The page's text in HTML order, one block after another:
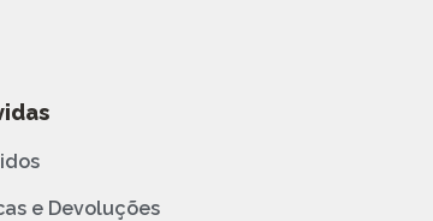
e Devoluções